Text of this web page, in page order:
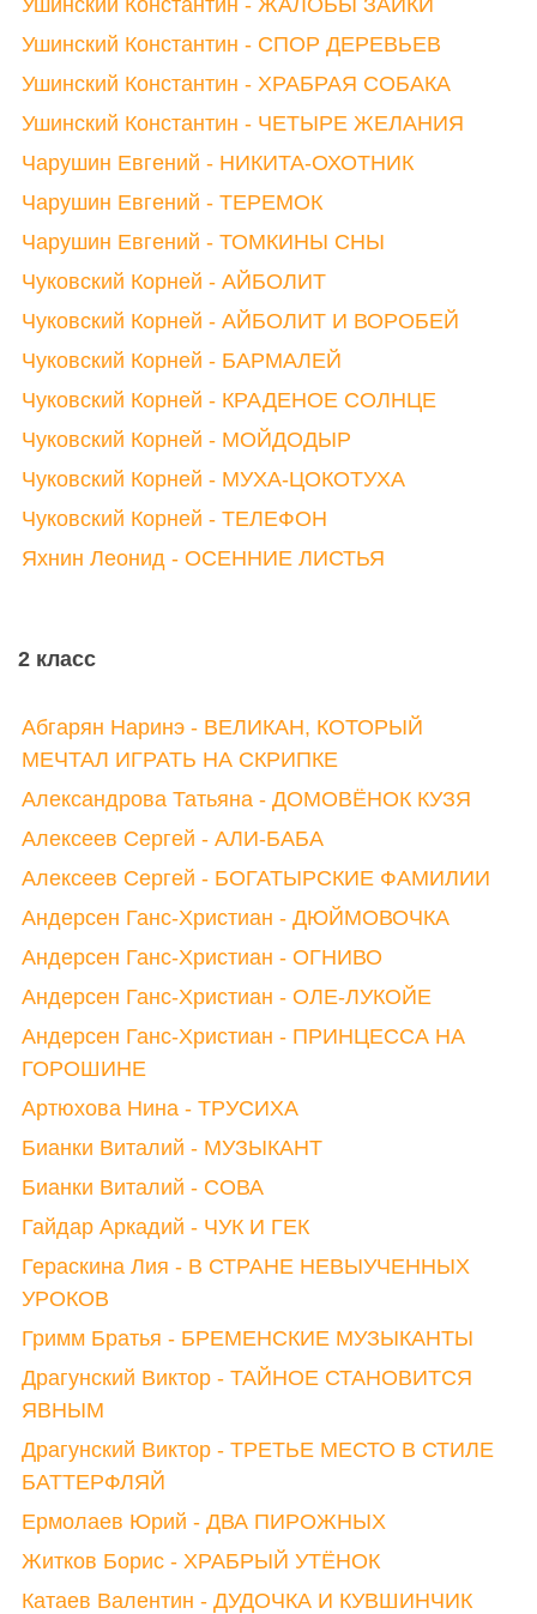
Ушинский Константин - ЖАЛОБЫ ЗАЙКИ
Ушинский Константин - СПОР ДЕРЕВЬЕВ
Ушинский Константин - ХРАБРАЯ СОБАКА
Ушинский Константин - ЧЕТЫРЕ ЖЕЛАНИЯ
Чарушин Евгений - НИКИТА-ОХОТНИК
Чарушин Евгений - ТЕРЕМОК
Чарушин Евгений - ТОМКИНЫ СНЫ
Чуковский Корней - АЙБОЛИТ
Чуковский Корней - АЙБОЛИТ И ВОРОБЕЙ
Чуковский Корней - БАРМАЛЕЙ
Чуковский Корней - КРАДЕНОЕ СОЛНЦЕ
Чуковский Корней - МОЙДОДЫР
Чуковский Корней - МУХА-ЦОКОТУХА
Чуковский Корней - ТЕЛЕФОН
Яхнин Леонид - ОСЕННИЕ ЛИСТЬЯ
2 класс
Абгарян Наринэ - ВЕЛИКАН, КОТОРЫЙ
МЕЧТАЛ ИГРАТЬ НА СКРИПКЕ
Александрова Татьяна - ДОМОВЁНОК КУЗЯ
Алексеев Сергей - АЛИ-БАБА
Алексеев Сергей - БОГАТЫРСКИЕ ФАМИЛИИ
Андерсен Ганс-Христиан - ДЮЙМОВОЧКА
Андерсен Ганс-Христиан - ОГНИВО
Андерсен Ганс-Христиан - ОЛЕ-ЛУКОЙЕ
Андерсен Ганс-Христиан - ПРИНЦЕССА НА
ГОРОШИНЕ
Артюхова Нина - ТРУСИХА
Бианки Виталий - МУЗЫКАНТ
Бианки Виталий - СОВА
Гайдар Аркадий - ЧУК И ГЕК
Гераскина Лия - В СТРАНЕ НЕВЫУЧЕННЫХ
УРОКОВ
Гримм Братья - БРЕМЕНСКИЕ МУЗЫКАНТЫ
Драгунский Виктор - ТАЙНОЕ СТАНОВИТСЯ
ЯВНЫМ
Драгунский Виктор - ТРЕТЬЕ МЕСТО В СТИЛЕ
БАТТЕРФЛЯЙ
Ермолаев Юрий - ДВА ПИРОЖНЫХ
Житков Борис - ХРАБРЫЙ УТЁНОК
Катаев Валентин - ДУДОЧКА И КУВШИНЧИК